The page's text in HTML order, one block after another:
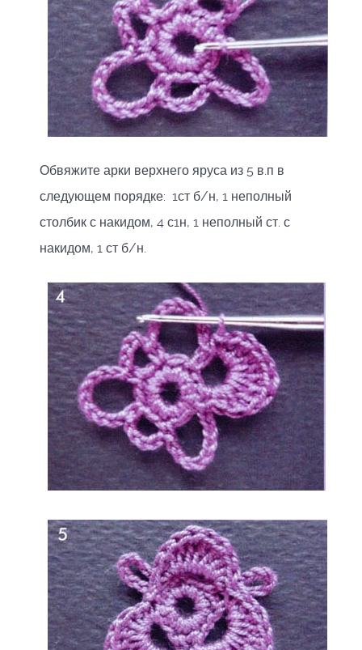
Обвяжите арки верхнего яруса из 5 в.п в
следующем порядке: 1ст б/н, 1 неполный
столбик с накидом, 4 с1н, 1 неполный ст. с
накидом, 1 ст б/н.